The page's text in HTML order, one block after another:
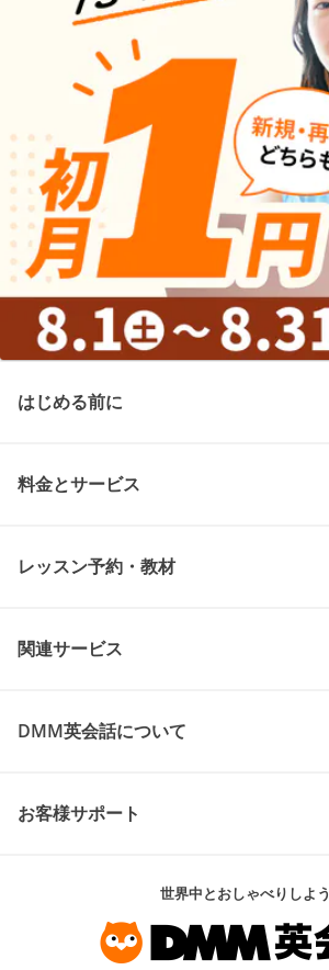
はじめる前に
料金とサービス
レッスン予約・教材
関連サービス
DMM英会話について
お客様サポート
世界中とおしゃべりしよう